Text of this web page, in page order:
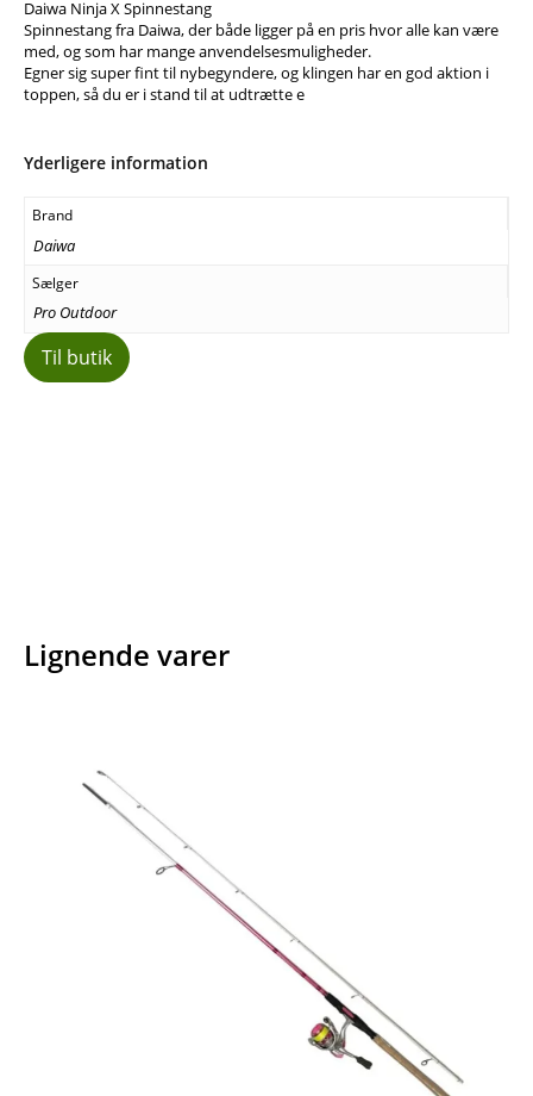
Daiwa Ninja X Spinnestang
Spinnestang fra Daiwa, der både ligger på en pris hvor alle kan være
med, og som har mange anvendelsesmuligheder.
Egner sig super fint til nybegyndere, og klingen har en god aktion i
toppen, så du er i stand til at udtrætte e
Yderligere information
Brand
Daiwa
Sælger
Pro Outdoor
Til butik
Lignende varer